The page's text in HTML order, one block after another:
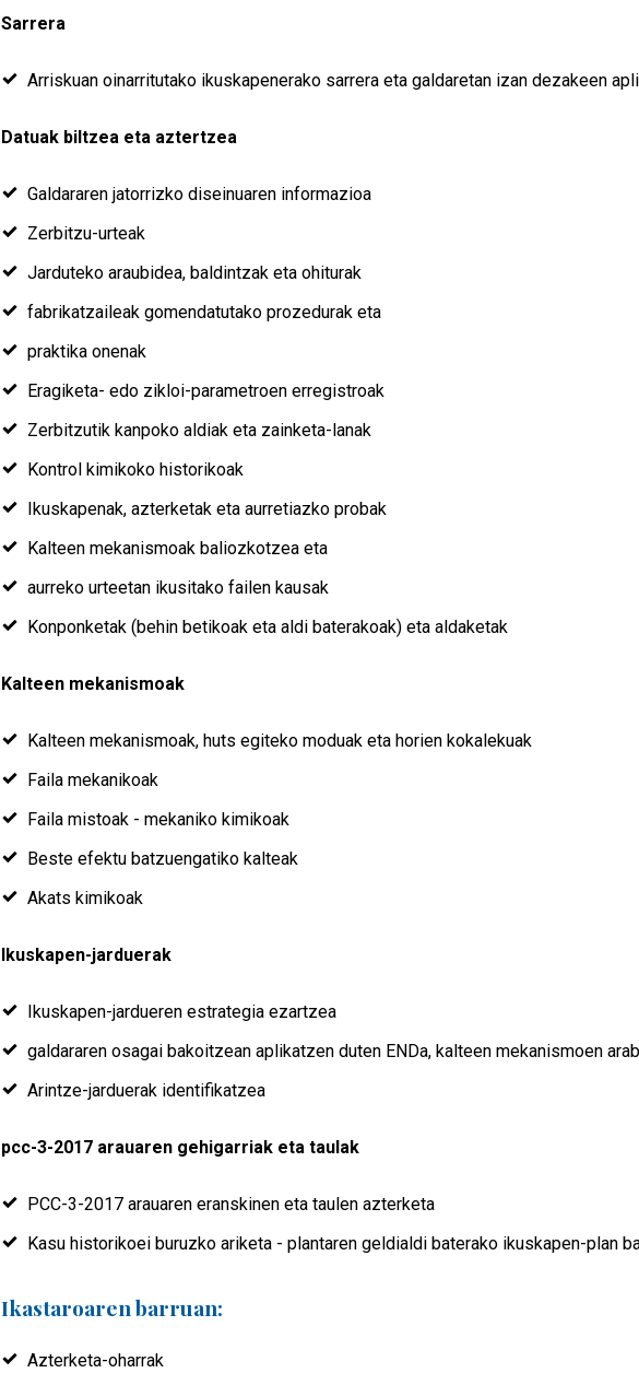
Sarrera
Arriskuan oinarritutako ikuskapenerako sarrera eta galdaretan izan dezakeen
Datuak biltzea eta aztertzea
Galdararen jatorrizko diseinuaren informazioa
Zerbitzu-urteak
Jarduteko araubidea, baldintzak eta ohiturak
fabrikatzaileak gomendatutako prozedurak eta
praktika onenak
Eragiketa- edo zikloi-parametroen erregistroak
Zerbitzutik kanpoko aldiak eta zainketa-lanak
Kontrol kimikoko historikoak
Ikuskapenak, azterketak eta aurretiazko probak
Kalteen mekanismoak baliozkotzea eta
aurreko urteetan ikusitako failen kausak
Konponketak (behin betikoak eta aldi baterakoak) eta aldaketak
Kalteen mekanismoak
Kalteen mekanismoak, huts egiteko moduak eta horien kokalekuak
Faila mekanikoak
Faila mistoak - mekaniko kimikoak
Beste efektu batzuengatiko kalteak
Akats kimikoak
Ikuskapen-jarduerak
Ikuskapen-jardueren estrategia ezartzea
galdararen osagai bakoitzean aplikatzen duten ENDa, kalteen mekanismoen
Arintze-jarduerak identifikatzea
pcc-3-2017 arauaren gehigarriak eta taulak
PCC-3-2017 arauaren eranskinen eta taulen azterketa
Kasu historikoei buruzko ariketa - plantaren geldialdi baterako ikuskapen-plan
Ikastaroaren barruan:
Azterketa-oharrak